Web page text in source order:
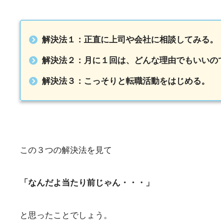
解決法１：正直に上司や会社に相談してみる。
解決法２：月に１回は、どんな理由でもいいの
解決法３：こっそりと転職活動をはじめる。
この３つの解決法を見て
「なんだよ当たり前じゃん・・・」
と思ったことでしょう。